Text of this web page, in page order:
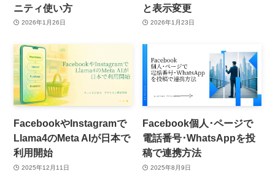
ニティ使い方
2026年1月26日
と表示変更
2026年1月23日
FacebookやInstagramで
Llama4のMeta AIが日本で
利用開始
2025年12月11日
Facebook個人･ページで
電話番号･WhatsAppを投
稿で連携方法
2025年8月9日